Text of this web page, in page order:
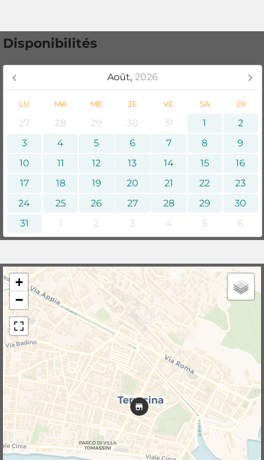
Disponibilités
Août, 2026
LU MA ME JE VE SA DI
27 28 29 30 31 1
2
3
4 5 6 7 8
9
10
11 12 13 14 15
16
17
18 19 20 21 22
23
24
25 26 27 28 29
30
31
1 2 3 4 5 6
+
−